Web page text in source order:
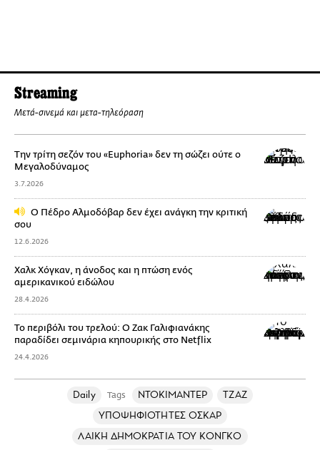
Streaming
Μετά-σινεμά και μετα-τηλεόραση
Την τρίτη σεζόν του «Euphoria» δεν τη σώζει ούτε ο
Μεγαλοδύναμος
3.7.2026
Ο Πέδρο Αλμοδόβαρ δεν έχει ανάγκη την κριτική
σου
12.6.2026
Χαλκ Χόγκαν, η άνοδος και η πτώση ενός
αμερικανικού ειδώλου
28.4.2026
Το περιβόλι του τρελού: Ο Ζακ Γαλιφιανάκης
παραδίδει σεμινάρια κηπουρικής στο Netflix
24.4.2026
Daily Tags ΝΤΟΚΙΜΑΝΤΕΡ
ΤΖΑΖ
ΥΠΟΨΗΦΙΟΤΗΤΕΣ ΟΣΚΑΡ
ΛΑΙΚΗ ΔΗΜΟΚΡΑΤΙΑ ΤΟΥ ΚΟΝΓΚΟ